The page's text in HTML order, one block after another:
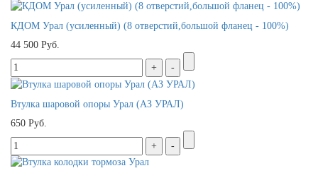
КДОМ Урал (усиленный) (8 отверстий,большой фланец - 100%)
44 500 Руб.
Втулка шаровой опоры Урал (АЗ УРАЛ)
650 Руб.